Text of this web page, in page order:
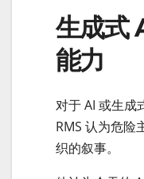
生成式
能力
对于 AI 或生成
RMS 认为危险
织的叙事。